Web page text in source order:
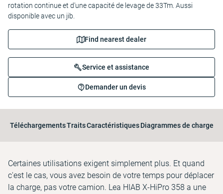
rotation continue et d'une capacité de levage de 33Tm. Aussi
disponible avec un jib.
Find nearest dealer
Service et assistance
Demander un devis
TéléchargementsTraitsCaractéristiques Diagrammes de charge
Certaines utilisations exigent simplement plus. Et quand
c'est le cas, vous avez besoin de votre temps pour déplacer
la charge, pas votre camion. Lea HIAB X-HiPro 358 a une